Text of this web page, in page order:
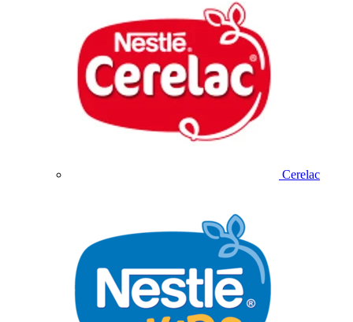
Cerelac